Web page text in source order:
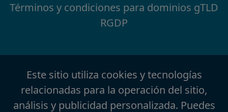
Términos y condiciones para dominios gTLD
RGDP
Este sitio utiliza cookies y tecnologías
relacionadas para la operación del sitio,
análisis y publicidad personalizada. Puedes